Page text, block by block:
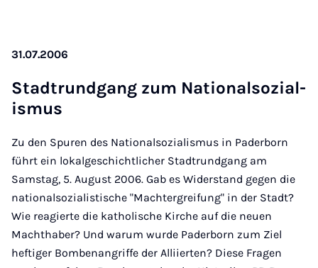
31.07.2006
Stadtrundgang zum Na­tion­alsozi­al­
is­mus
Zu den Spuren des Nationalsozialismus in Paderborn
führt ein lokalgeschichtlicher Stadtrundgang am
Samstag, 5. August 2006. Gab es Widerstand gegen die
nationalsozialistische "Machtergreifung" in der Stadt?
Wie reagierte die katholische Kirche auf die neuen
Machthaber? Und warum wurde Paderborn zum Ziel
heftiger Bombenangriffe der Alliierten? Diese Fragen